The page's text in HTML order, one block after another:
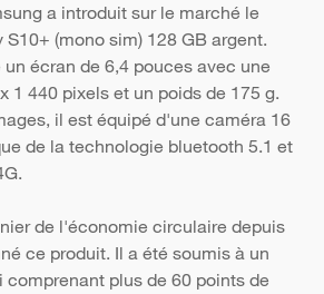
a introduit sur le marché le
(mono sim) 128 GB argent.
écran de 6,4 pouces avec une
1 440 pixels et un poids de 175 g.
il est équipé d'une caméra 16
de la technologie bluetooth 5.1 et
de l'économie circulaire depuis
ce produit. Il a été soumis à un
plus de 60 points de